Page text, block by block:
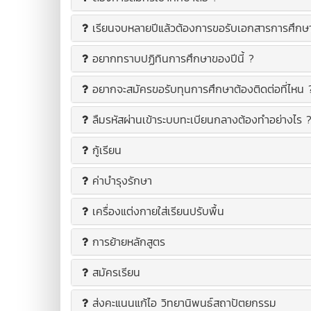
เรียนจบหลายปีแล้วต้องการขอรับเอกสารการศึก
อยากทราบปฏิทินการศึกษาของปีนี้ ?
อยากจะสมัครขอรับทุนการศึกษาต้องติดต่อที่ไหน
ลืมรหัสผ่านเข้าระบบทะเบียนกลางต้องทำอย่างไร ?
กู้เรียน
ค่าบำรุงรักษา
เครื่องแต่งกายใส่เรียนปรับพื้น
การย้ายหลักสูตร
สมัครเรียน
ส่งคะแนนแก้ไอ วิทยานิพนธ์สถาปัตยกรรม